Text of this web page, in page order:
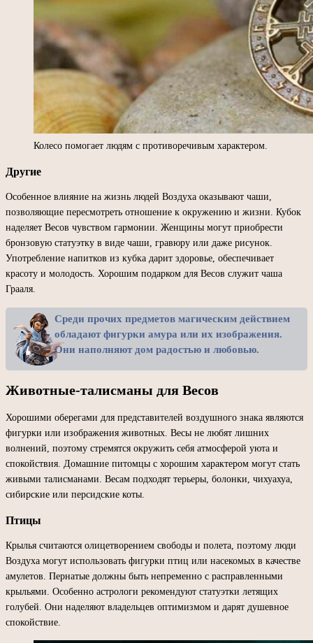
Колесо помогает людям с противоречивым характером.
Другие
Особенное влияние на жизнь людей Воздуха оказывают чаши,
позволяющие пересмотреть отношение к окружению и жизни. Кубок
наделяет Весов чувством гармонии. Женщины могут приобрести
бронзовую статуэтку в виде чаши, гравюру или даже рисунок.
Употребление напитков из кубка дарит здоровье, обеспечивает
красоту и молодость. Хорошим подарком для Весов служит чаша
Грааля.
Среди прочих предметов магическим действием
обладают фигурки амура или их изображения.
Они наполняют дом радостью и любовью.
Животные-талисманы для Весов
Хорошими оберегами для представителей воздушного знака являются
фигурки или изображения животных. Весы не любят лишних
волнений, поэтому стремятся окружить себя атмосферой уюта и
спокойствия. Домашние питомцы с хорошим характером могут стать
живыми талисманами. Весам подходят терьеры, болонки, чихуахуа,
сибирские или персидские коты.
Птицы
Крылья считаются олицетворением свободы и полета, поэтому люди
Воздуха могут использовать фигурки птиц или насекомых в качестве
амулетов. Пернатые должны быть непременно с расправленными
крыльями. Особенно астрологи рекомендуют статуэтки летящих
голубей. Они наделяют владельцев оптимизмом и дарят душевное
спокойствие.